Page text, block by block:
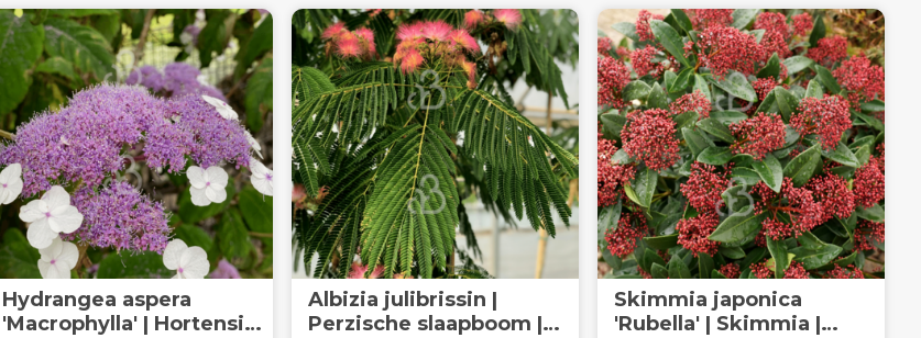
Hydrangea aspera
'Macrophylla' | Hortensia |
Albizia julibrissin |
Perzische slaapboom |
Skimmia japonica
'Rubella' | Skimmia |